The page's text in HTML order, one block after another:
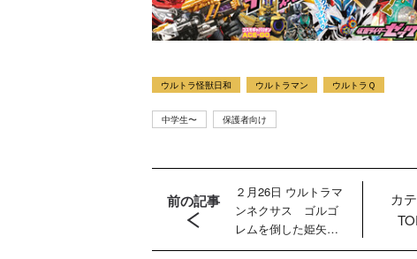
ウルトラ怪獣日和 ウルトラマン ウルトラＱ
中学生〜 保護者向け
前の記事
２月26日 ウルトラマ
ンネクサス ゴルゴ
レムを倒した姫矢を
ＴＬＴが拉致
カ